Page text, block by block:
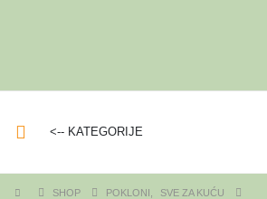
<-- KATEGORIJE
SHOP POKLONI
SVE ZA KUĆU